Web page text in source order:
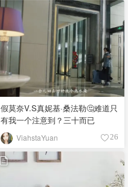
假莫奈V.S真妮基·桑法勒🤔难道只
有我一个注意到？三十而已
ViahstaYuan 26